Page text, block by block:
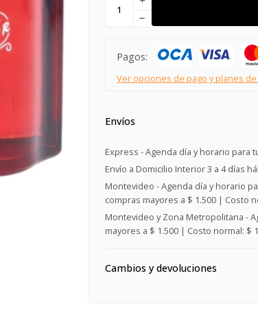
remove
Pagos:
Ver opciones de pago y planes
Envíos
Express - Agenda día y horario para
Envío a Domicilio Interior 3 a 4 días
Montevideo - Agenda día y horario
compras mayores a $ 1.500 | Costo
Montevideo y Zona Metropolitana -
mayores a $ 1.500 | Costo normal: $
Cambios y devoluciones